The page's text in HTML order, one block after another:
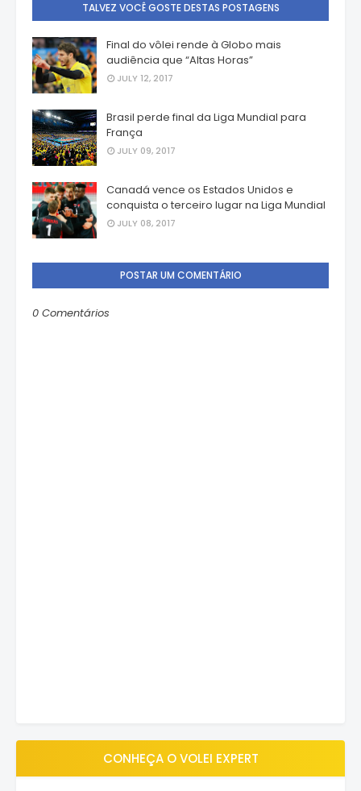
TALVEZ VOCÊ GOSTE DESTAS POSTAGENS
Final do vôlei rende à Globo mais
audiência que “Altas Horas”
JULY 12, 2017
Brasil perde final da Liga Mundial para
França
JULY 09, 2017
Canadá vence os Estados Unidos e
conquista o terceiro lugar na Liga Mundial
JULY 08, 2017
POSTAR UM COMENTÁRIO
0 Comentários
CONHEÇA O VOLEI EXPERT